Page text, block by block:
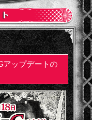
アップデートの